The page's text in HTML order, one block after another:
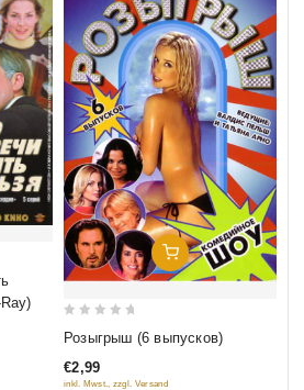
В Корзину
Добавить В Корзину
of
Розыгрыш (6 выпусков)
€2,99
inkl. Mwst., zzgl. Versand